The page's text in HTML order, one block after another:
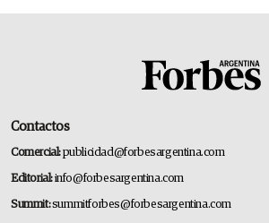
Contactos
Comercial:publicidad@forbesargentina.com
Editorial:info@forbesargentina.com
Summit:summitforbes@forbesargentina.com